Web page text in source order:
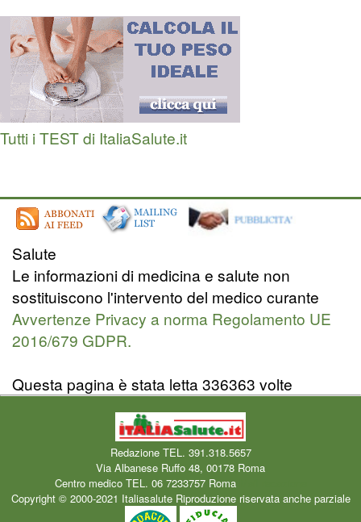
Tutti i TEST di ItaliaSalute.it
Salute
Le informazioni di medicina e salute non
sostituiscono l'intervento del medico curante
Avvertenze Privacy a norma Regolamento UE
2016/679 GDPR.
Questa pagina è stata letta 336363 volte
Redazione TEL. 391.318.5657
Via Albanese Ruffo 48, 00178 Roma
Centro medico TEL. 06 7233757 Roma
Copyright © 2000-2021 Italiasalute Riproduzione riservata anche parziale